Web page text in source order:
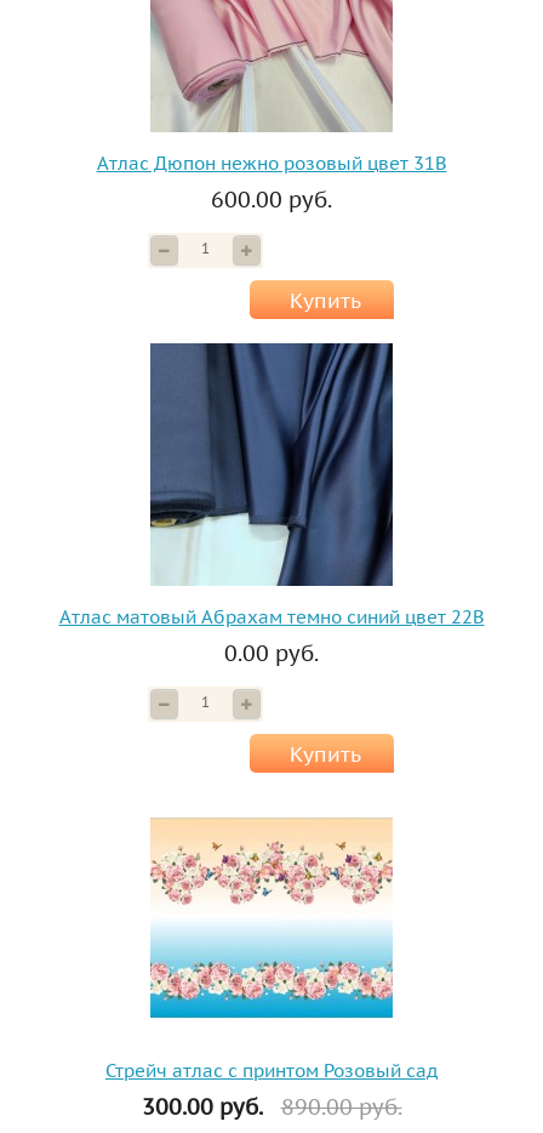
Атлас Дюпон нежно розовый цвет 31В
600.00 руб.
Купить
Атлас матовый Абрахам темно синий цвет 22B
0.00 руб.
Купить
Стрейч атлас с принтом Розовый сад
300.00 руб. 890.00 руб.